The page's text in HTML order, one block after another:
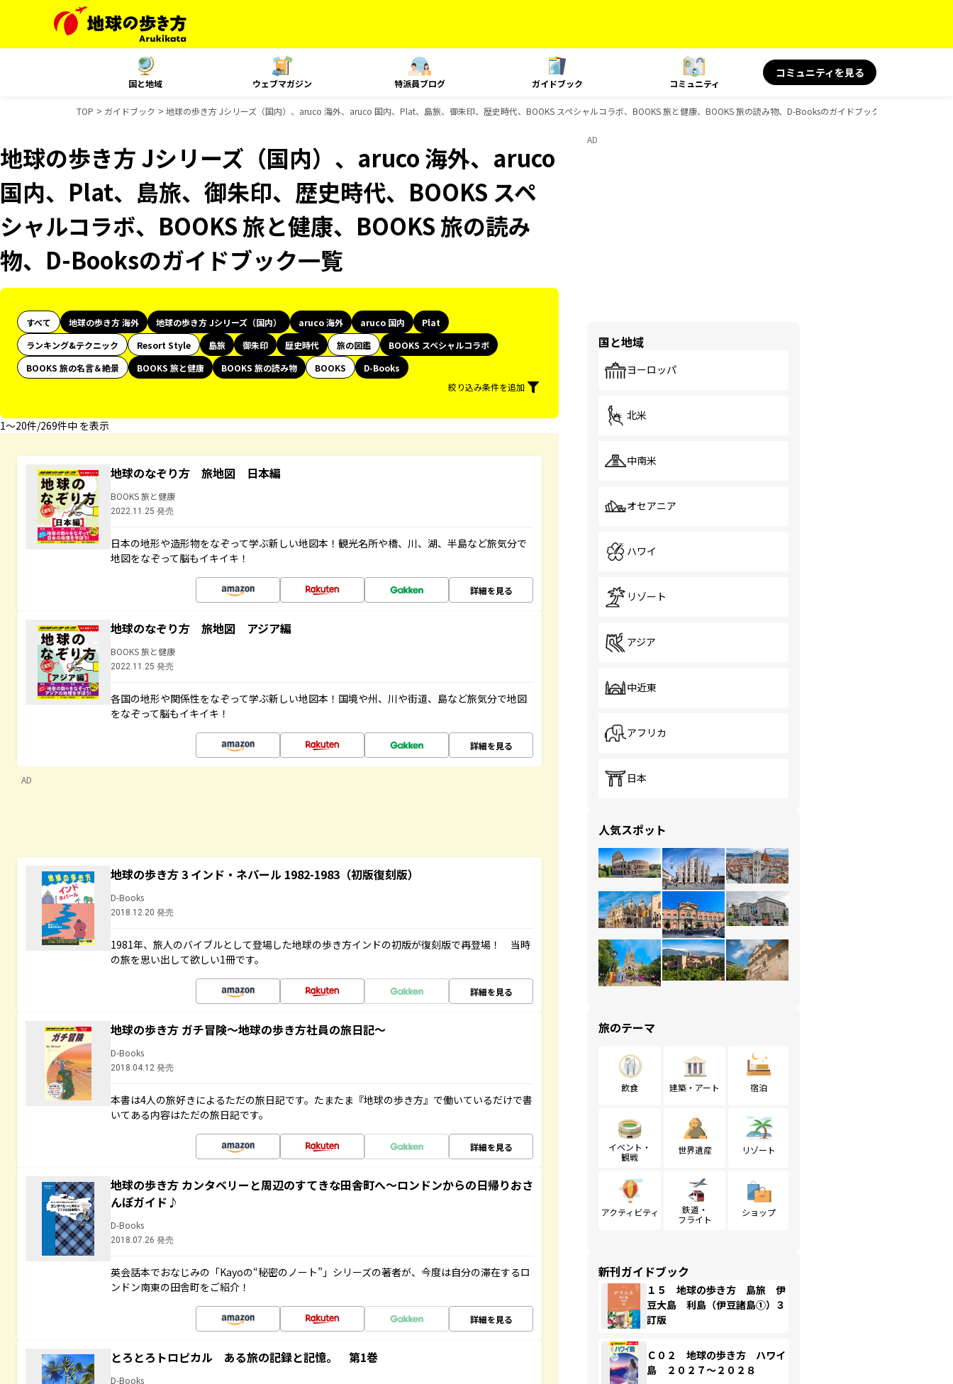
国と地域 ウェブマガジン 特派員ブログ ガイドブック コミュニティ
コミュニティを見る
TOP ガイドブック 地球の歩き方 Jシリーズ（国内）、aruco 海外、aruco 国内、Plat、島旅、御朱印、歴史時代、BOOKS スペシャルコラボ、BOOKS 旅と健康、BOOKS 旅の読み物、D-Booksのガイドブック一覧
地球の歩き方 Jシリーズ（国内）、aruco 海外、aruco
国内、Plat、島旅、御朱印、歴史時代、BOOKS スペ
シャルコラボ、BOOKS 旅と健康、BOOKS 旅の読み
物、D-Booksのガイドブック一覧
すべて 地球の歩き方 海外 地球の歩き方 Jシリーズ（国内） aruco 海外 aruco 国内
Plat
ランキング&テクニック
Resort Style 島旅 御朱印 歴史時代 旅の図鑑
BOOKS スペシャルコラボ
BOOKS 旅の名言＆絶景
BOOKS 旅と健康 BOOKS 旅の読み物 BOOKS
D-Books
絞り込み条件を追加
1〜20件/269件中 を表示
地球のなぞり方 旅地図 日本編
BOOKS 旅と健康
2022.11.25 発売
日本の地形や造形物をなぞって学ぶ新しい地図本！観光名所や橋、川、湖、半島など旅気分で
地図をなぞって脳もイキイキ！
詳細を見る
地球のなぞり方 旅地図 アジア編
BOOKS 旅と健康
2022.11.25 発売
各国の地形や関係性をなぞって学ぶ新しい地図本！国境や州、川や街道、島など旅気分で地図
をなぞって脳もイキイキ！
詳細を見る
AD
地球の歩き方 3 インド・ネパール 1982-1983（初版復刻版）
D-Books
2018.12.20 発売
1981年、旅人のバイブルとして登場した地球の歩き方インドの初版が復刻版で再登場！ 当時
の旅を思い出して欲しい1冊です。
詳細を見る
地球の歩き方 ガチ冒険～地球の歩き方社員の旅日記～
D-Books
2018.04.12 発売
本書は4人の旅好きによるただの旅日記です。たまたま『地球の歩き方』で働いているだけで書
いてある内容はただの旅日記です。
詳細を見る
地球の歩き方 カンタベリーと周辺のすてきな田舎町へ～ロンドンからの日帰りおさ
んぽガイド♪
D-Books
2018.07.26 発売
英会話本でおなじみの「Kayoの“秘密のノート”」シリーズの著者が、今度は自分の滞在するロ
ンドン南東の田舎町をご紹介！
詳細を見る
とろとろトロピカル ある旅の記録と記憶。 第1巻
D-Books
AD
国と地域
ヨーロッパ
北米
中南米
オセアニア
ハワイ
リゾート
アジア
中近東
アフリカ
日本
人気スポット
旅のテーマ
飲食 建築・アート 宿泊
イベント・
観戦
世界遺産 リゾート
アクティビティ
鉄道・
フライト
ショップ
新刊ガイドブック
１５ 地球の歩き方 島旅 伊
豆大島 利島（伊豆諸島①）３
訂版
Ｃ０２ 地球の歩き方 ハワイ
島 ２０２７～２０２８